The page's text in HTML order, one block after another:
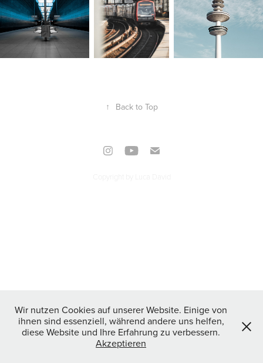
↑ Back to Top
Wir nutzen Cookies auf unserer Website. Einige von
ihnen sind essenziell, während andere uns helfen,
diese Website und Ihre Erfahrung zu verbessern.
Akzeptieren